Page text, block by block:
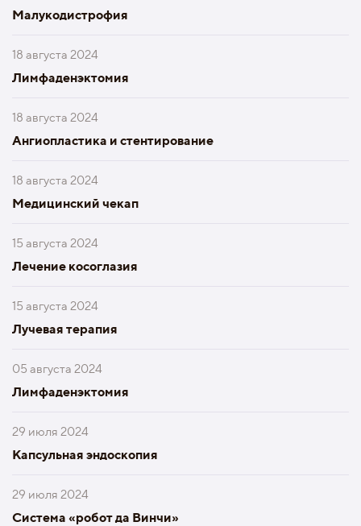
Малукодистрофия
18 августа 2024
Лимфаденэктомия
18 августа 2024
Ангиопластика и стентирование
18 августа 2024
Медицинский чекап
15 августа 2024
Лечение косоглазия
15 августа 2024
Лучевая терапия
05 августа 2024
Лимфаденэктомия
29 июля 2024
Капсульная эндоскопия
29 июля 2024
Система «робот да Винчи»